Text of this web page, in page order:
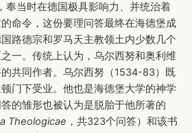
奉当时在德国极具影响力、并统治着
命令，这份要理问答最终在海德堡成
路德宗和罗马天主教领土内少数几个
一。传统上认为，乌尔西努和奥利维
共同作者。乌尔西努（1534-83）既
门下受业。他也是海德堡大学的神学
的雏形也被认为是脱胎于他所著的
Theologicae ，共323个问答）和该书